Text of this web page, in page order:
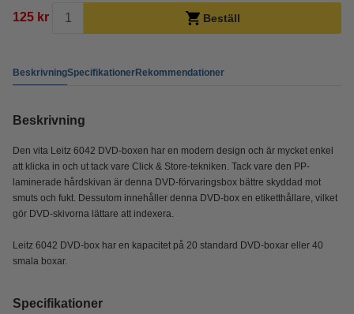
125 kr Beställ
BeskrivningSpecifikationerRekommendationer
Beskrivning
Den vita Leitz 6042 DVD-boxen har en modern design och är mycket enkel
att klicka in och ut tack vare Click & Store-tekniken. Tack vare den PP-
laminerade hårdskivan är denna DVD-förvaringsbox bättre skyddad mot
smuts och fukt. Dessutom innehåller denna DVD-box en etiketthållare, vilket
gör DVD-skivorna lättare att indexera.
Leitz 6042 DVD-box har en kapacitet på 20 standard DVD-boxar eller 40
smala boxar.
Specifikationer